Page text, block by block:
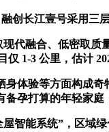
长江壹号采用三层
融合、低密取质量
仅 1-3 公里，估计
验等方面构成奇
备孕打算的年轻家
能系统”，区域绿